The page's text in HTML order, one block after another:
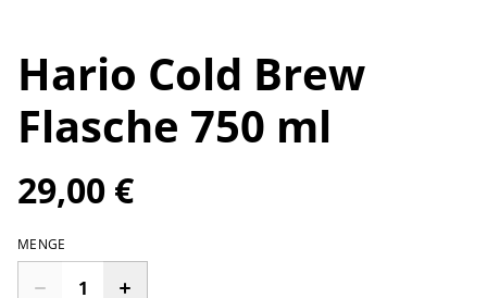
Hario Cold Brew
Flasche 750 ml
29,00 €
MENGE